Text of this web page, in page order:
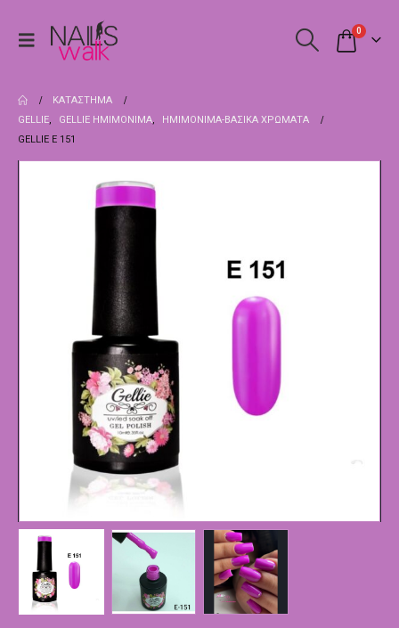
0
ΚΑΤΆΣΤΗΜΑ
GELLIE, GELLIE ΗΜΙΜΌΝΙΜΑ,
ΗΜΙΜΌΝΙΜΑ-ΒΑΣΙΚΆ ΧΡΏΜΑΤΑ
GELLIE E 151